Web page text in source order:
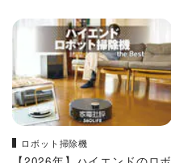
ロボット掃除機